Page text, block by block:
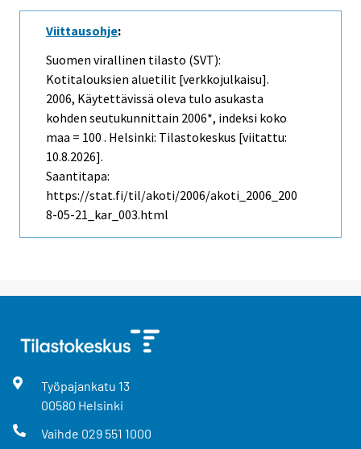
Viittausohje:
Suomen virallinen tilasto (SVT):
Kotitalouksien aluetilit [verkkojulkaisu].
2006, Käytettävissä oleva tulo asukasta
kohden seutukunnittain 2006*, indeksi koko
maa = 100 . Helsinki: Tilastokeskus [viitattu:
10.8.2026].
Saantitapa:
https://stat.fi/til/akoti/2006/akoti_2006_200
8-05-21_kar_003.html
Työpajankatu 13
00580 Helsinki
Vaihde 029 551 1000